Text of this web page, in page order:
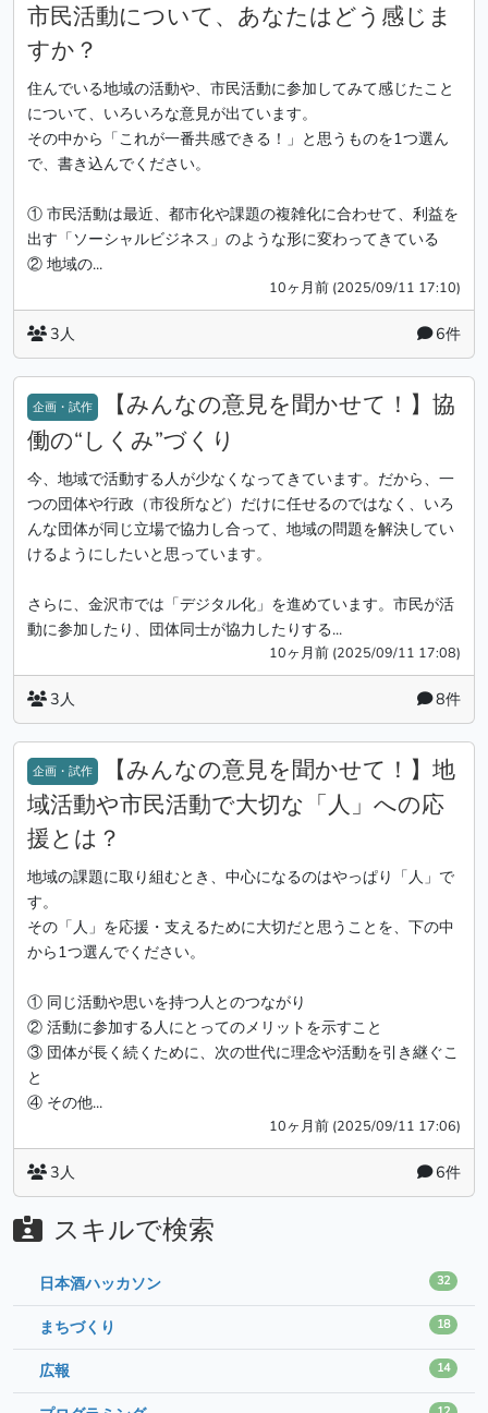
市民活動について、あなたはどう感じま
すか？
住んでいる地域の活動や、市民活動に参加してみて感じたこと
について、いろいろな意見が出ています。
その中から「これが一番共感できる！」と思うものを1つ選ん
で、書き込んでください。
① 市民活動は最近、都市化や課題の複雑化に合わせて、利益を
出す「ソーシャルビジネス」のような形に変わってきている
② 地域の...
10ヶ月前 (2025/09/11 17:10)
3人 6件
企画・試作
【みんなの意見を聞かせて！】協
働の“しくみ”づくり
今、地域で活動する人が少なくなってきています。だから、一
つの団体や行政（市役所など）だけに任せるのではなく、いろ
んな団体が同じ立場で協力し合って、地域の問題を解決してい
けるようにしたいと思っています。
さらに、金沢市では「デジタル化」を進めています。市民が活
動に参加したり、団体同士が協力したりする...
10ヶ月前 (2025/09/11 17:08)
3人 8件
企画・試作
【みんなの意見を聞かせて！】地
域活動や市民活動で大切な「人」への応
援とは？
地域の課題に取り組むとき、中心になるのはやっぱり「人」で
す。
その「人」を応援・支えるために大切だと思うことを、下の中
から1つ選んでください。
① 同じ活動や思いを持つ人とのつながり
② 活動に参加する人にとってのメリットを示すこと
③ 団体が長く続くために、次の世代に理念や活動を引き継ぐこ
と
④ その他...
10ヶ月前 (2025/09/11 17:06)
3人 6件
スキルで検索
日本酒ハッカソン 32
まちづくり 18
広報 14